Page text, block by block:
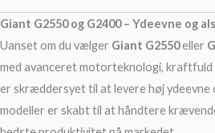
Giant G2550 og G2400 – Ydeevne og
Uanset om du vælger Giant G2550eller
med avanceret motorteknologi, kraftfuld
er skræddersyet til at levere høj
modeller er skabt til at håndtere